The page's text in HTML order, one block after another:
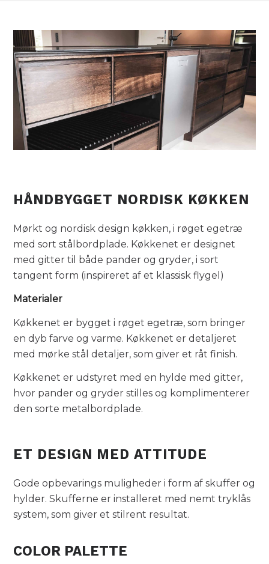
HÅNDBYGGET NORDISK KØKKEN
Mørkt og nordisk design køkken, i røget egetræ
med sort stålbordplade. Køkkenet er designet
med gitter til både pander og gryder, i sort
tangent form (inspireret af et klassisk flygel)
Materialer
Køkkenet er bygget i røget egetræ, som bringer
en dyb farve og varme. Køkkenet er detaljeret
med mørke stål detaljer, som giver et råt finish.
Køkkenet er udstyret med en hylde med gitter,
hvor pander og gryder stilles og komplimenterer
den sorte metalbordplade.
ET DESIGN MED ATTITUDE
Gode opbevarings muligheder i form af skuffer og
hylder. Skufferne er installeret med nemt tryklås
system, som giver et stilrent resultat.
COLOR PALETTE